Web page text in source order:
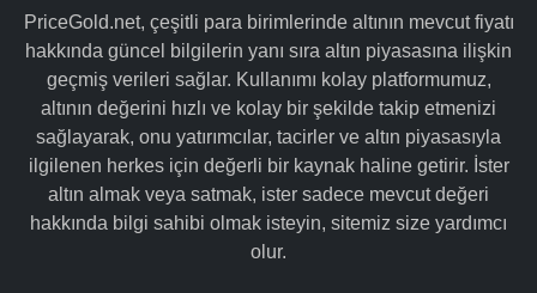
PriceGold.net, çeşitli para birimlerinde altının mevcut fiyatı
hakkında güncel bilgilerin yanı sıra altın piyasasına ilişkin
geçmiş verileri sağlar. Kullanımı kolay platformumuz,
altının değerini hızlı ve kolay bir şekilde takip etmenizi
sağlayarak, onu yatırımcılar, tacirler ve altın piyasasıyla
ilgilenen herkes için değerli bir kaynak haline getirir. İster
altın almak veya satmak, ister sadece mevcut değeri
hakkında bilgi sahibi olmak isteyin, sitemiz size yardımcı
olur.